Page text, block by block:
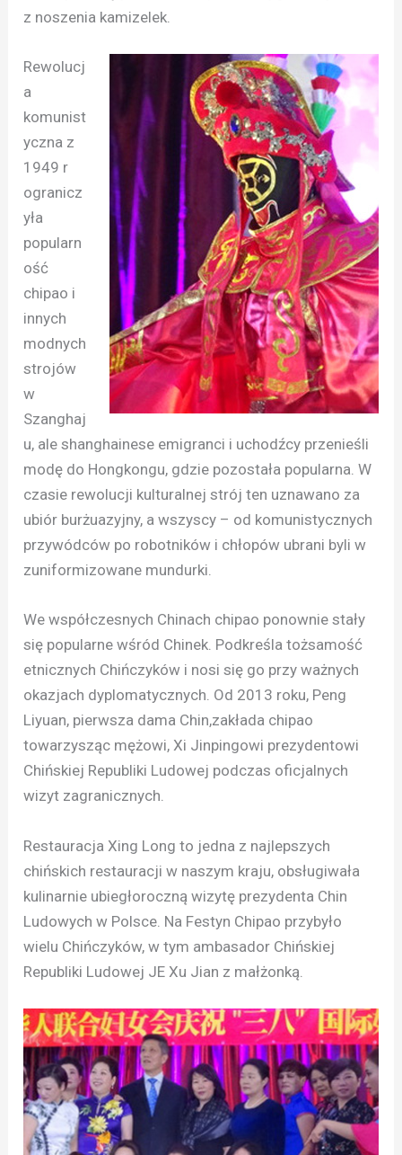
z noszenia kamizelek.
Rewolucj
a
komunist
yczna z
1949 r
ogranicz
yła
popularn
ość
chipao i
innych
modnych
strojów
w
Szanghaj
u, ale shanghainese emigranci i uchodźcy przenieśli
modę do Hongkongu, gdzie pozostała popularna. W
czasie rewolucji kulturalnej strój ten uznawano za
ubiór burżuazyjny, a wszyscy – od komunistycznych
przywódców po robotników i chłopów ubrani byli w
zuniformizowane mundurki.
We współczesnych Chinach chipao ponownie stały
się popularne wśród Chinek. Podkreśla tożsamość
etnicznych Chińczyków i nosi się go przy ważnych
okazjach dyplomatycznych. Od 2013 roku, Peng
Liyuan, pierwsza dama Chin,zakłada chipao
towarzysząc mężowi, Xi Jinpingowi prezydentowi
Chińskiej Republiki Ludowej podczas oficjalnych
wizyt zagranicznych.
Restauracja Xing Long to jedna z najlepszych
chińskich restauracji w naszym kraju, obsługiwała
kulinarnie ubiegłoroczną wizytę prezydenta Chin
Ludowych w Polsce. Na Festyn Chipao przybyło
wielu Chińczyków, w tym ambasador Chińskiej
Republiki Ludowej JE Xu Jian z małżonką.